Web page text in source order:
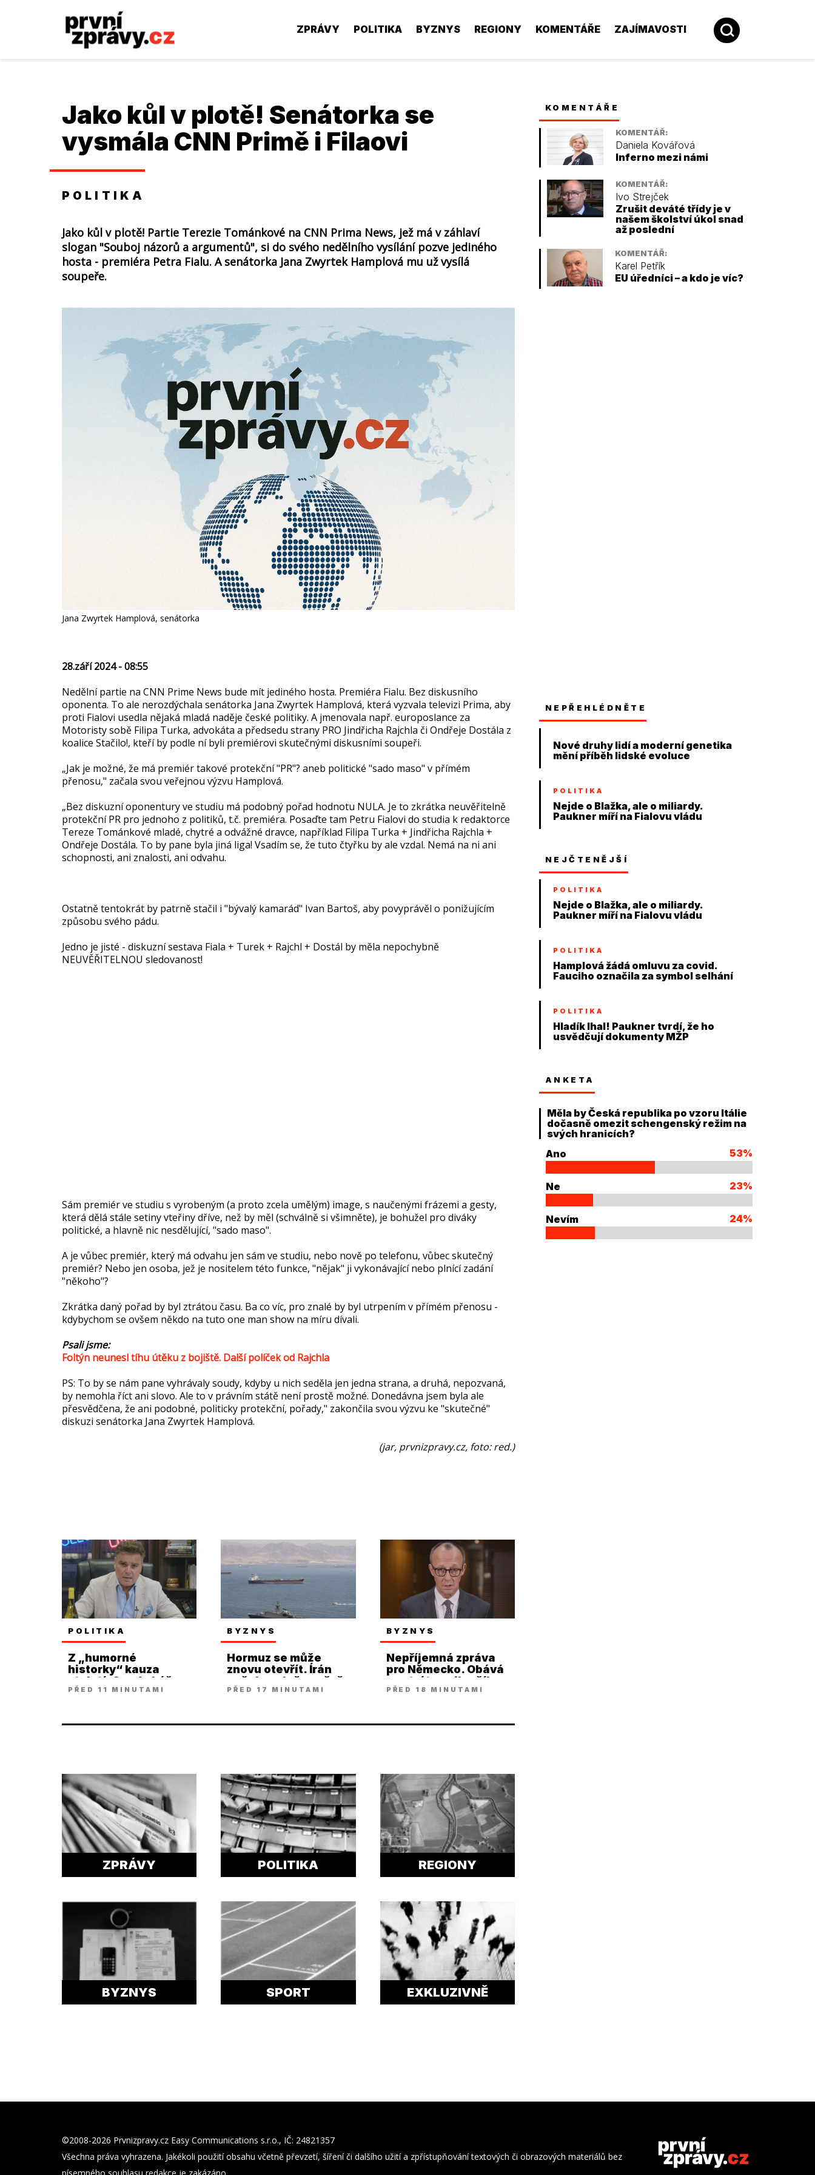
ZPRÁVY POLITIKA BYZNYS REGIONY KOMENTÁŘE ZAJÍMAVOSTI
Jako kůl v plotě! Senátorka se
vysmála CNN Primě i Filaovi
POLITIKA
Jako kůl v plotě! Partie Terezie Tománkové na CNN Prima News, jež má v záhlaví
slogan "Souboj názorů a argumentů", si do svého nedělního vysílání pozve jediného
hosta - premiéra Petra Fialu. A senátorka Jana Zwyrtek Hamplová mu už vysílá
soupeře.
Jana Zwyrtek Hamplová, senátorka
28.září 2024 - 08:55
Nedělní partie na CNN Prime News bude mít jediného hosta. Premiéra Fialu. Bez diskusního
oponenta. To ale nerozdýchala senátorka Jana Zwyrtek Hamplová, která vyzvala televizi Prima, aby
proti Fialovi usedla nějaká mladá naděje české politiky. A jmenovala např. europoslance za
Motoristy sobě Filipa Turka, advokáta a předsedu strany PRO Jindřicha Rajchla či Ondřeje Dostála z
koalice Stačilo!, kteří by podle ní byli premiérovi skutečnými diskusními soupeři.
„Jak je možné, že má premiér takové protekční "PR"? aneb politické "sado maso" v přímém
přenosu," začala svou veřejnou výzvu Hamplová.
„Bez diskuzní oponentury ve studiu má podobný pořad hodnotu NULA. Je to zkrátka neuvěřitelně
protekční PR pro jednoho z politiků, t.č. premiéra. Posaďte tam Petru Fialovi do studia k redaktorce
Tereze Tománkové mladé, chytré a odvážné dravce, například Filipa Turka + Jindřicha Rajchla +
Ondřeje Dostála. To by pane byla jiná liga! Vsadím se, že tuto čtyřku by ale vzdal. Nemá na ni ani
schopnosti, ani znalosti, ani odvahu.
Ostatně tentokrát by patrně stačil i "bývalý kamarád" Ivan Bartoš, aby povyprávěl o ponižujícím
způsobu svého pádu.
Jedno je jisté - diskuzní sestava Fiala + Turek + Rajchl + Dostál by měla nepochybně
NEUVĚŘITELNOU sledovanost!
Sám premiér ve studiu s vyrobeným (a proto zcela umělým) image, s naučenými frázemi a gesty,
která dělá stále setiny vteřiny dříve, než by měl (schválně si všimněte), je bohužel pro diváky
politické, a hlavně nic nesdělující, "sado maso".
A je vůbec premiér, který má odvahu jen sám ve studiu, nebo nově po telefonu, vůbec skutečný
premiér? Nebo jen osoba, jež je nositelem této funkce, "nějak" ji vykonávající nebo plnící zadání
"někoho"?
Zkrátka daný pořad by byl ztrátou času. Ba co víc, pro znalé by byl utrpením v přímém přenosu -
kdybychom se ovšem někdo na tuto one man show na míru dívali.
Psali jsme:
Foltýn neunesl tíhu útěku z bojiště. Další políček od Rajchla
PS: To by se nám pane vyhrávaly soudy, kdyby u nich seděla jen jedna strana, a druhá, nepozvaná,
by nemohla říct ani slovo. Ale to v právním státě není prostě možné. Donedávna jsem byla ale
přesvědčena, že ani podobné, politicky protekční, pořady," zakončila svou výzvu ke "skutečné"
diskuzi senátorka Jana Zwyrtek Hamplová.
(jar, prvnizpravy.cz, foto: red.)
POLITIKA
Z „humorné
historky“ kauza
století. Soud ukáže
víc, říká Holec
PŘED 11 MINUTAMI
BYZNYS
Hormuz se může
znovu otevřít. Írán
našel společnou řeč
s Ománem
PŘED 17 MINUTAMI
BYZNYS
Nepříjemná zpráva
pro Německo. Obává
se ztráty nejlepšího
ratingu
PŘED 18 MINUTAMI
ZPRÁVY POLITIKA REGIONY
BYZNYS SPORT EXKLUZIVNĚ
KOMENTÁŘE
KOMENTÁŘ:
Daniela Kovářová
Inferno mezi námi
KOMENTÁŘ:
Ivo Strejček
Zrušit deváté třídy je v
našem školství úkol snad
až poslední
KOMENTÁŘ:
Karel Petřík
EU úředníci – a kdo je víc?
NEPŘEHLÉDNĚTE
Nové druhy lidí a moderní genetika
mění příběh lidské evoluce
POLITIKA
Nejde o Blažka, ale o miliardy.
Paukner míří na Fialovu vládu
NEJČTENĚJŠÍ
POLITIKA
Nejde o Blažka, ale o miliardy.
Paukner míří na Fialovu vládu
POLITIKA
Hamplová žádá omluvu za covid.
Fauciho označila za symbol selhání
POLITIKA
Hladík lhal! Paukner tvrdí, že ho
usvědčují dokumenty MŽP
ANKETA
Měla by Česká republika po vzoru Itálie
dočasně omezit schengenský režim na
svých hranicích?
Ano
53%
Ne 23%
Nevím 24%
©2008-2026 Prvnizpravy.cz Easy Communications s.r.o., IČ: 24821357
Všechna práva vyhrazena. Jakékoli použití obsahu včetně převzetí, šíření či dalšího užití a zpřístupňování textových či obrazových materiálů bez